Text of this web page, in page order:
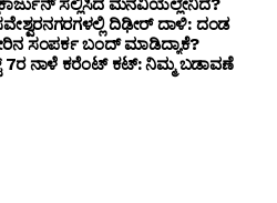
ಸಲ್ಲಿಸಿದ ಮನವಿಯಲ್ಲೇನಿದೆ?
ದಿಢೀರ್ ದಾಳಿ: ದಂಡ
ಸಂಪರ್ಕ ಬಂದ್ ಮಾಡಿದ್ಯಾಕೆ?
7ರ ನಾಳೆ ಕರೆಂಟ್ ಕಟ್: ನಿಮ್ಮ ಬಡಾವಣೆ